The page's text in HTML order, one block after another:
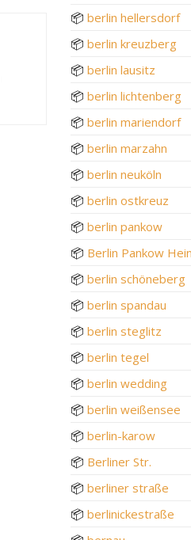
📦 berlin hellersdorf
📦 berlin kreuzberg
📦 berlin lausitz
📦 berlin lichtenberg
📦 berlin mariendorf
📦 berlin marzahn
📦 berlin neuköln
📦 berlin ostkreuz
📦 berlin pankow
📦 Berlin Pankow
📦 berlin schöneberg
📦 berlin spandau
📦 berlin steglitz
📦 berlin tegel
📦 berlin wedding
📦 berlin weißensee
📦 berlin-karow
📦 Berliner Str.
📦 berliner straße
📦 berlinickestraße